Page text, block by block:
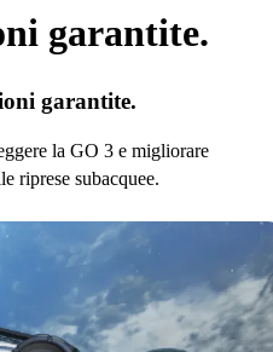
garantite.
garantite.
la GO 3 e migliorare
riprese subacquee.